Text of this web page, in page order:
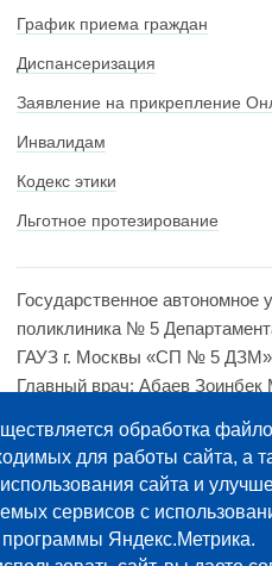
График приема граждан
Диспансеризация
Заявление на прикрепление
Инвалидам
Кодекс этики
Льготное протезирование
Государственное автономное
поликлиника № 5
ГАУЗ г. Москвы «СП № 5 ДЗМ»
Главный врач: Абаев Зоинбек
Адрес: 121614, Москва, ул.
обработка
для работы сайта, а
сайта и
сервисов с
программы Яндекс.Метрика.